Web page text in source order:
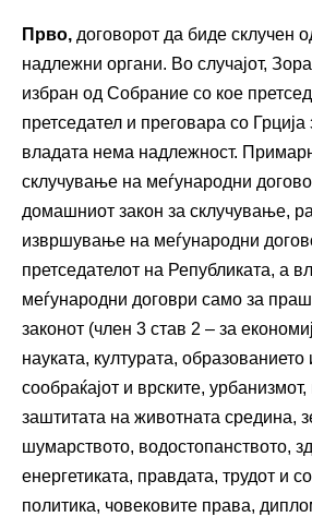
Прво, договорот да биде склучен
надлежни органи. Во случајот,
избран од Собрание со кое
претседател и преговара со
владата нема надлежност.
склучување на меѓународни
домашниот закон за склучување,
извршување на меѓународни
претседателот на Републиката, а
меѓународни договри само за
законот (член 3 став 2 – за
науката, културата, образованието
сообраќајот и врските,
заштитата на животната средина,
шумарството, водостопанството,
енергетиката, правдата, трудот и
политика, човековите права,